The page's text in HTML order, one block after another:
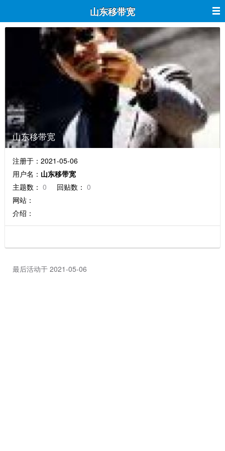
山东移带宽
山东移带宽
注册于：2021-05-06
用户名： 山东移带宽
主题数： 0 回贴数： 0
网站：
介绍：
最后活动于 2021-05-06